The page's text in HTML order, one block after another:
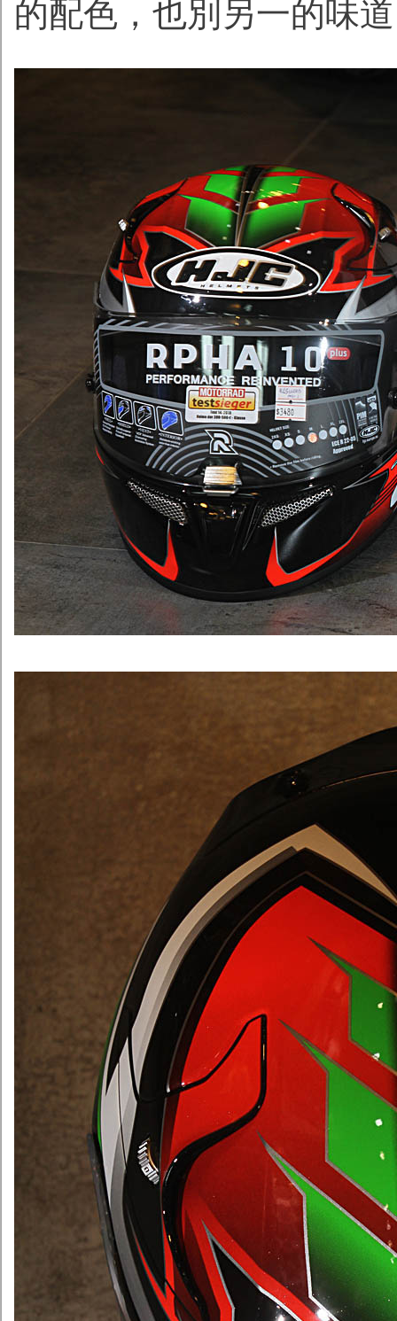
的配色，也別另一的味